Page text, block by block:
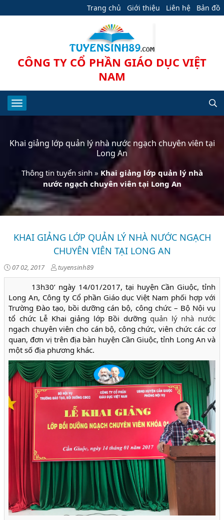
Trang chủ Giới thiệu Liên hệ Bản đồ
CÔNG TY CỔ PHẦN GIÁO DỤC VIỆT
NAM
Khai giảng lớp quản lý nhà nước ngạch chuyên viên tại
Long An
Thông tin tuyển sinh » Khai giảng lớp quản lý nhà
nước ngạch chuyên viên tại Long An
KHAI GIẢNG LỚP QUẢN LÝ NHÀ NƯỚC NGẠCH
CHUYÊN VIÊN TẠI LONG AN
07 02, 2017 tuyensinh89
13h30’ ngày 14/01/2017, tại huyện Cần Giuộc, tỉnh
Long An, Công ty Cổ phần Giáo dục Việt Nam phối hợp với
Trường Đào tạo, bồi dưỡng cán bộ, công chức – Bộ Nội vụ
tổ chức Lễ Khai giảng lớp Bồi dưỡng quản lý nhà nước
ngạch chuyên viên cho cán bộ, công chức, viên chức các cơ
quan, đơn vị trên địa bàn huyện Cần Giuộc, tỉnh Long An và
một số địa phương khác.